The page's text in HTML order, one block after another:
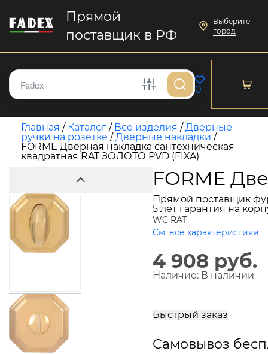
Прямой
поставщик в РФ
Выберите
город
0
Главная / Каталог / Все изделия /Дверные
ручки на розетке /Дверные накладки /
FORME Дверная накладка сантехническая
квадратная RAT ЗОЛОТО PVD (FIXA)
FORME
Прямой поставщик
5 лет гарантия на
WC RAT
См. все характеристики
4 908 руб.
Наличие: В наличии
Быстрый заказ
Самовывоз